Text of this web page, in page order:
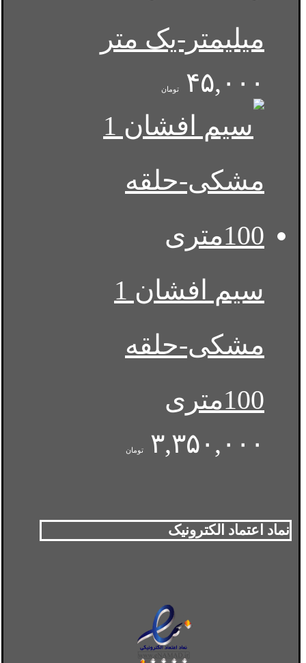
میلیمتر-یک متر
۴۵,۰۰۰
تومان
سیم افشان 1
مشکی-حلقه
100متری
۳,۳۵۰,۰۰۰
تومان
نماد اعتماد الکترونیک